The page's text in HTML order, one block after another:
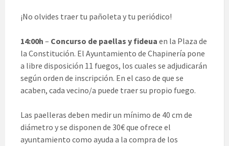
¡No olvides traer tu pañoleta y tu periódico!
14:00h – Concurso de paellas y fideua en la Plaza de
la Constitución. El Ayuntamiento de Chapinería pone
a libre disposición 11 fuegos, los cuales se adjudicarán
según orden de inscripción. En el caso de que se
acaben, cada vecino/a puede traer su propio fuego.
Las paelleras deben medir un mínimo de 40 cm de
diámetro y se disponen de 30€ que ofrece el
ayuntamiento como ayuda a la compra de los